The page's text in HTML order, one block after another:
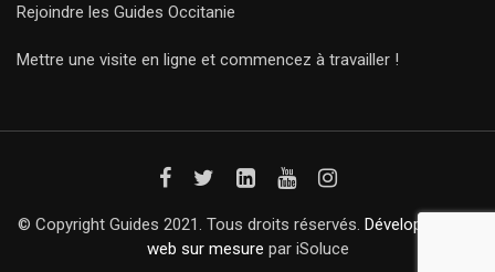
Rejoindre les Guides Occitanie
Mettre une visite en ligne et commencez à travailler !
© Copyright Guides 2021. Tous droits réservés. Développement
web sur mesure par iSoluce